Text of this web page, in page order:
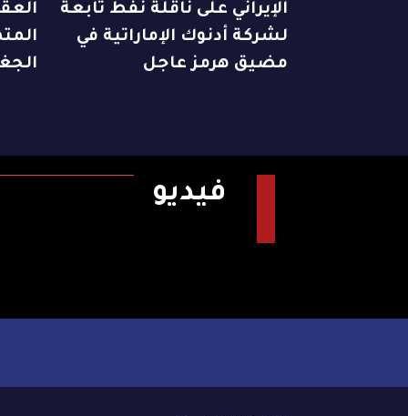
الإيراني على ناقلة نفط تابعة
لشركة أدنوك الإماراتية في
مضيق هرمز عاجل
فيديو